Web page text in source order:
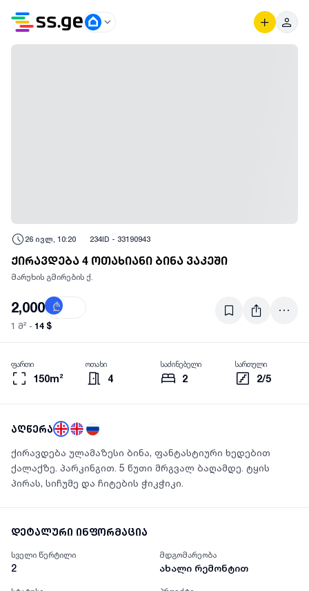
26 ივლ, 10:20 234ID - 33190943
ქირავდება 4 ოთახიანი ბინა ვაკეში
მარუხის გმირების ქ.
2,000 ₾
1 მ² - 14 $
150m²
ფართი
4
ოთახი
2
საძინებელი
2/5
სართული
აღწერა
ქირავდება ულამაზესი ბინა, ფანტასტიური ხედებით
ქალაქზე. პარკინგით. 5 წუთი მრგვალ ბაღამდე. ტყის
პირას, სიჩუმე და ჩიტების ჭიკჭიკი.
დეტალური ინფორმაცია
სველი წერტილი
2
მდგომარეობა
ახალი რემონტით